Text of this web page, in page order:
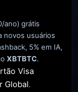
ano) grátis
novos usuários
5% em IA,
XBTBTC.
Visa
Global.